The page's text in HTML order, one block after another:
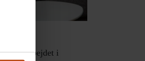
af arbejdet i